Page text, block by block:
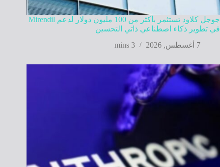
جوجل كلاود تستثمر بأكثر من 100 مليون دولار لدعم Mirendil
في تطوير ذكاء اصطناعي ذاتي التحسين
7 أغسطس, 2026
3 mins